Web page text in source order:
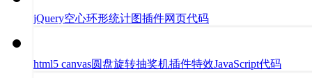
jQuery空心环形统计图插件网页代码
html5 canvas圆盘旋转抽奖机插件特效JavaScript代码